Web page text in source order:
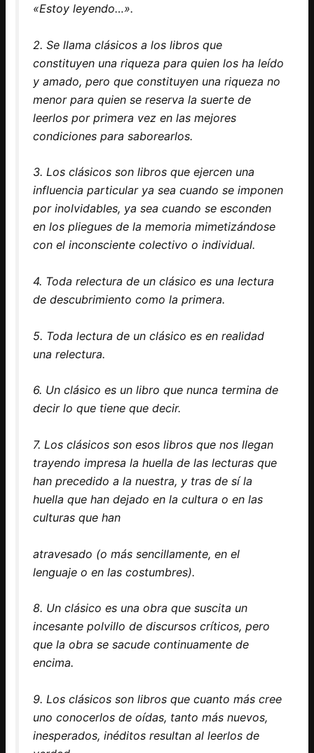
«Estoy leyendo…».
2. Se llama clásicos a los libros que
constituyen una riqueza para quien los ha leído
y amado, pero que constituyen una riqueza no
menor para quien se reserva la suerte de
leerlos por primera vez en las mejores
condiciones para saborearlos.
3. Los clásicos son libros que ejercen una
influencia particular ya sea cuando se imponen
por inolvidables, ya sea cuando se esconden
en los pliegues de la memoria mimetizándose
con el inconsciente colectivo o individual.
4. Toda relectura de un clásico es una lectura
de descubrimiento como la primera.
5. Toda lectura de un clásico es en realidad
una relectura.
6. Un clásico es un libro que nunca termina de
decir lo que tiene que decir.
7. Los clásicos son esos libros que nos llegan
trayendo impresa la huella de las lecturas que
han precedido a la nuestra, y tras de sí la
huella que han dejado en la cultura o en las
culturas que han
atravesado (o más sencillamente, en el
lenguaje o en las costumbres).
8. Un clásico es una obra que suscita un
incesante polvillo de discursos críticos, pero
que la obra se sacude continuamente de
encima.
9. Los clásicos son libros que cuanto más cree
uno conocerlos de oídas, tanto más nuevos,
inesperados, inéditos resultan al leerlos de